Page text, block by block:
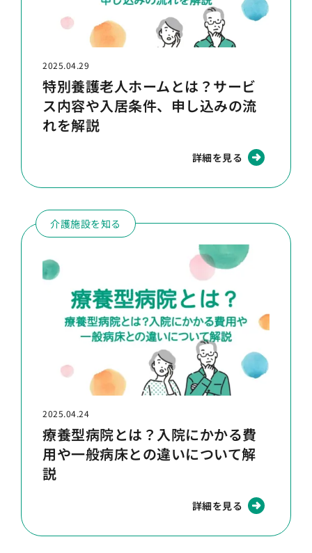
2025.04.29
特別養護老人ホームとは？サービ
ス内容や入居条件、申し込みの流
れを解説
詳細を見る
介護施設を知る
2025.04.24
療養型病院とは？入院にかかる費
用や一般病床との違いについて解
説
詳細を見る